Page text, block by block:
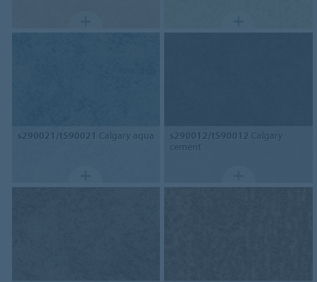
s290021/t590021 Calgary aqua s290012/t590012 Calgary
cement